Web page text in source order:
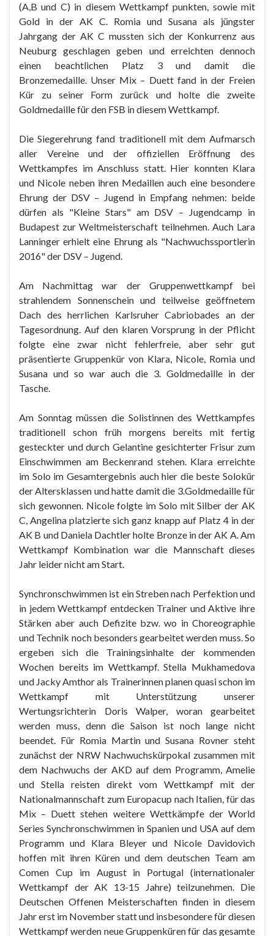
(A,B und C) in diesem Wettkampf punkten, sowie mit
Gold in der AK C. Romia und Susana als jüngster
Jahrgang der AK C mussten sich der Konkurrenz aus
Neuburg geschlagen geben und erreichten dennoch
einen beachtlichen Platz 3 und damit die
Bronzemedaille. Unser Mix – Duett fand in der Freien
Kür zu seiner Form zurück und holte die zweite
Goldmedaille für den FSB in diesem Wettkampf.
Die Siegerehrung fand traditionell mit dem Aufmarsch
aller Vereine und der offiziellen Eröffnung des
Wettkampfes im Anschluss statt. Hier konnten Klara
und Nicole neben ihren Medaillen auch eine besondere
Ehrung der DSV – Jugend in Empfang nehmen: beide
dürfen als "Kleine Stars" am DSV – Jugendcamp in
Budapest zur Weltmeisterschaft teilnehmen. Auch Lara
Lanninger erhielt eine Ehrung als "Nachwuchssportlerin
2016" der DSV – Jugend.
Am Nachmittag war der Gruppenwettkampf bei
strahlendem Sonnenschein und teilweise geöffnetem
Dach des herrlichen Karlsruher Cabriobades an der
Tagesordnung. Auf den klaren Vorsprung in der Pflicht
folgte eine zwar nicht fehlerfreie, aber sehr gut
präsentierte Gruppenkür von Klara, Nicole, Romia und
Susana und so war auch die 3. Goldmedaille in der
Tasche.
Am Sonntag müssen die Solistinnen des Wettkampfes
traditionell schon früh morgens bereits mit fertig
gesteckter und durch Gelantine gesichterter Frisur zum
Einschwimmen am Beckenrand stehen. Klara erreichte
im Solo im Gesamtergebnis auch hier die beste Solokür
der Altersklassen und hatte damit die 3.Goldmedaille für
sich gewonnen. Nicole folgte im Solo mit Silber der AK
C, Angelina platzierte sich ganz knapp auf Platz 4 in der
AK B und Daniela Dachtler holte Bronze in der AK A. Am
Wettkampf Kombination war die Mannschaft dieses
Jahr leider nicht am Start.
Synchronschwimmen ist ein Streben nach Perfektion und
in jedem Wettkampf entdecken Trainer und Aktive ihre
Stärken aber auch Defizite bzw. wo in Choreographie
und Technik noch besonders gearbeitet werden muss. So
ergeben sich die Trainingsinhalte der kommenden
Wochen bereits im Wettkampf. Stella Mukhamedova
und Jacky Amthor als Trainerinnen planen quasi schon im
Wettkampf mit Unterstützung unserer
Wertungsrichterin Doris Walper, woran gearbeitet
werden muss, denn die Saison ist noch lange nicht
beendet. Für Romia Martin und Susana Rovner steht
zunächst der NRW Nachwuchskürpokal zusammen mit
dem Nachwuchs der AKD auf dem Programm, Amelie
und Stella reisten direkt vom Wettkampf mit der
Nationalmannschaft zum Europacup nach Italien, für das
Mix – Duett stehen weitere Wettkämpfe der World
Series Synchronschwimmen in Spanien und USA auf dem
Programm und Klara Bleyer und Nicole Davidovich
hoffen mit ihren Küren und dem deutschen Team am
Comen Cup im August in Portugal (internationaler
Wettkampf der AK 13-15 Jahre) teilzunehmen. Die
Deutschen Offenen Meisterschaften finden in diesem
Jahr erst im November statt und insbesondere für diesen
Wettkampf werden neue Gruppenküren für das gesamte